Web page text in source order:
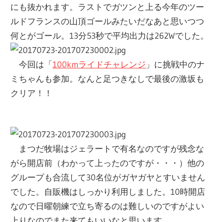
にも抜かれます。ラストでガツンと上る今年のツー
ルドフランスの山頂ゴールみたいだなあと思いつつ
何とがゴール。13分53秒で平均出力は262Wでした。
今回は「100kmライドチャレンジ 」に挑戦中のナ
ミちゃんも参加。なんと足つきなしで最後の激坂も
クリア！！
まつだ牧場はジェラートで有名なのですが残念な
がら開店前（わかって上ったのですが・・・）他の
グループも合流して30名位がガヤガヤとすいません
でした。自販機はしっかり利用しました。10時開店
なので日曜朝練で立ち寄るのは難しいのですがよい